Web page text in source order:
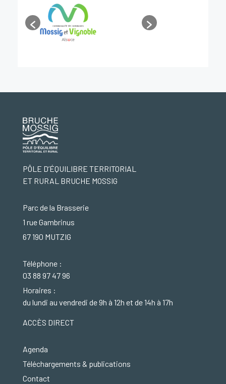
PÔLE D’ÉQUILIBRE TERRITORIAL
ET RURAL BRUCHE MOSSIG
Parc de la Brasserie
1 rue Gambrinus
67 190 MUTZIG
Téléphone :
03 88 97 47 96
Horaires :
du lundi au vendredi de 9h à 12h et de 14h à 17h
ACCÈS DIRECT
Agenda
Téléchargements & publications
Contact